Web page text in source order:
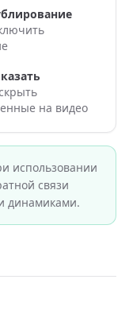
на видео
использовании
связи
динамиками.